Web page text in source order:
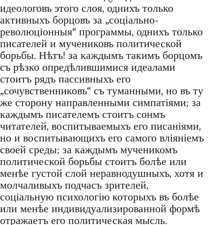
идеологовъ этого слоя, однихъ только
активныхъ борцовъ за „соціально-
революціонныя“ программы, однихъ только
писателей и мучениковъ политической
борьбы. Нѣтъ! за каждымъ такимъ борцомъ
съ рѣзко опредѣлившимися идеалами
стоитъ рядъ пассивныхъ его
„сочувственниковъ“ съ туманными, но въ ту
же сторону направленными симпатіями; за
каждымъ писателемъ стоитъ сонмъ
читателей, воспитываемыхъ его писаніями,
но и воспитывающихъ его самого вліяніемъ
своей среды; за каждымъ мученикомъ
политической борьбы стоитъ болѣе или
менѣе густой слой неравнодушныхъ, хотя и
молчаливыхъ подчасъ зрителей,
соціальную психологію которыхъ въ болѣе
или менѣе индивидуализированной формѣ